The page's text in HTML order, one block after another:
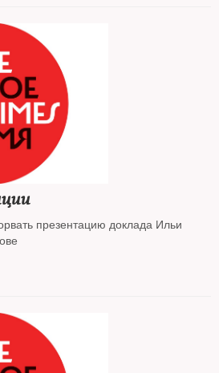
презентацию доклада Ильи